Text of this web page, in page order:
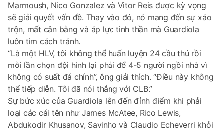
Marmoush, Nico Gonzalez và Vitor Reis được kỳ vọng
sẽ giải quyết vấn đề. Thay vào đó, nó mang đến sự xáo
trộn, mất cân bằng và áp lực tinh thần mà Guardiola
luôn tìm cách tránh.
“Là một HLV, tôi không thể huấn luyện 24 cầu thủ rồi
mỗi lần chọn đội hình lại phải để 4-5 người ngồi nhà vì
không có suất đá chính”, ông giải thích. “Điều này không
thể tiếp diễn. Tôi đã nói thẳng với CLB.”
Sự bức xúc của Guardiola lên đến đỉnh điểm khi phải
loại các cái tên như James McAtee, Rico Lewis,
Abdukodir Khusanov, Savinho và Claudio Echeverri khỏi